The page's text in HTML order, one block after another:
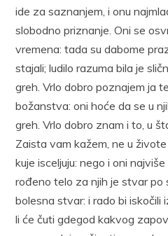
ide za saznanjem, i onu
slobodno priznanje. Oni se
vremena: tada su dabome
stajali; ludilo razuma bila je
greh. Vrlo dobro poznajem ja
božanstva: oni hoće da se u
greh. Vrlo dobro znam i to, u
Zaista vam kažem, ne u
kuje isceljuju: nego i oni
rođeno telo za njih je stvar po
bolesna stvar: i rado bi iskočili
li će čuti gdegod kakvog